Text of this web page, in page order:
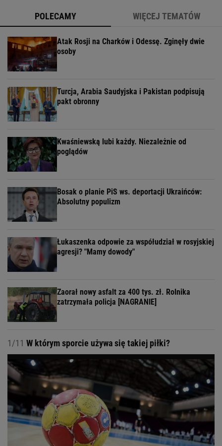
POLECAMY WIĘCEJ TEMATÓW
Atak Rosji na Charków i Odessę. Zginęły dwie
osoby
Turcja, Arabia Saudyjska i Pakistan podpisują
pakt obronny
Kwaśniewską lubi każdy. Niezależnie od
poglądów
Bosak o planie PiS ws. deportacji Ukraińców:
Absolutny populizm
Łukaszenka odpowie za współudział w rosyjskiej
agresji? "Mamy dowody"
Zaorał nowy asfalt za 400 tys. zł. Rolnika
zatrzymała policja [NAGRANIE]
1/11 W którym sporcie używa się takiej piłki?